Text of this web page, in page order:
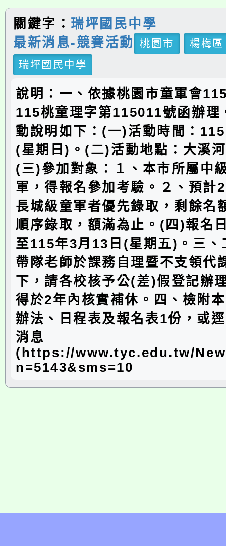
關鍵字： 瑞坪國民中學
最新消息-競賽活動
桃園市
楊梅區
瑞坪國民中學
說明：一、依據桃園市童軍會
115桃童理字第115011號函辦理
動說明如下：(一)活動時間：
(星期日)。(二)活動地點：大溪
(三)參加對象：１、本市所屬中
軍，得報名參加考驗。２、預計
長城級童軍者優先錄取，剩餘名
順序錄取，額滿為止。(四)報名
至115年3月13日(星期五)。三、
帶隊老師於課務自理暨不支領代
下，請各校核予公(差)假登記辦
得於2年內核實補休。四、檢附
辦法、日程表及報名表1份，或
消息
(https://www.tyc.edu.tw/
n=5143&sms=10